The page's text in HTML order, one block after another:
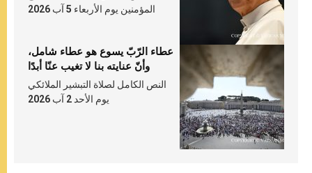
المؤمنين يوم الأربعاء 5 آب 2026
عطاء الرّبّ يسوع هو عطاء شامل،
وأنّ عنايته بنا لا تغيب عنّا أبدًا
النص الكامل لصلاة التبشير الملائكي
يوم الأحد 2 آب 2026